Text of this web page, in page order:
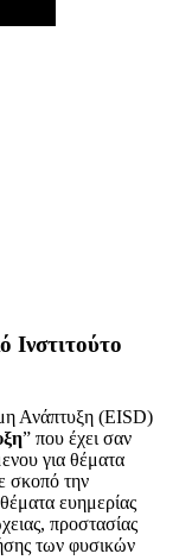
Ανάπτυξη (EISD)
” που έχει σαν
για θέματα
σκοπό την
ευημερίας
προστασίας
των φυσικών